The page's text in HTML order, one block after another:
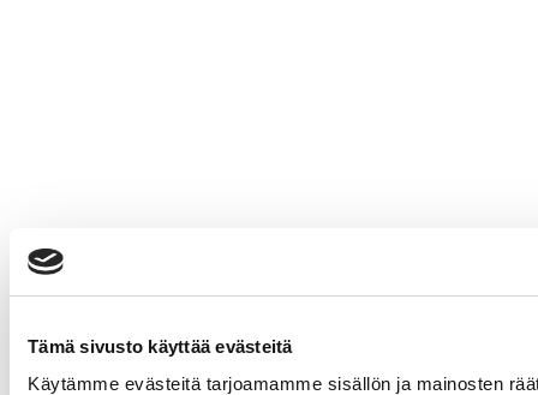
Tämä sivusto käyttää evästeitä
Käytämme evästeitä tarjoamamme sisällön ja mainosten